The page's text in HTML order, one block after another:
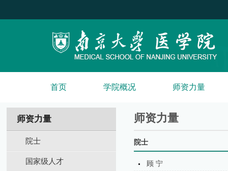
首页 学院概况 师资力量
师资力量
院士
国家级人才
师资力量
院士
顾 宁